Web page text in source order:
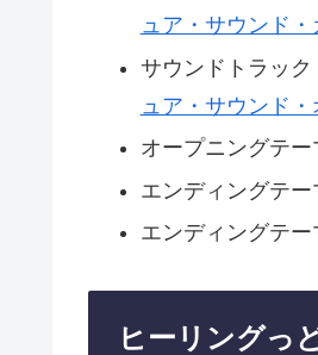
ュア・サウンド
サウンドトラック
ュア・サウンド
オープニングテー
エンディングテー
エンディングテー
ヒーリングっ